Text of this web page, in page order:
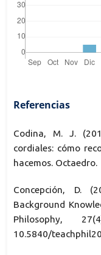
Referencias
Codina, M. J.
cordiales: cómo
hacemos. Octaedro.
Concepción, D.
Background
Philosophy,
10.5840/